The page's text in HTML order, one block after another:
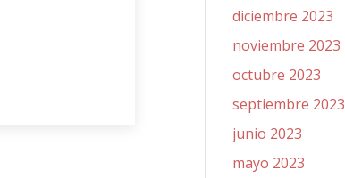
diciembre 2023
noviembre 2023
octubre 2023
septiembre 2023
junio 2023
mayo 2023